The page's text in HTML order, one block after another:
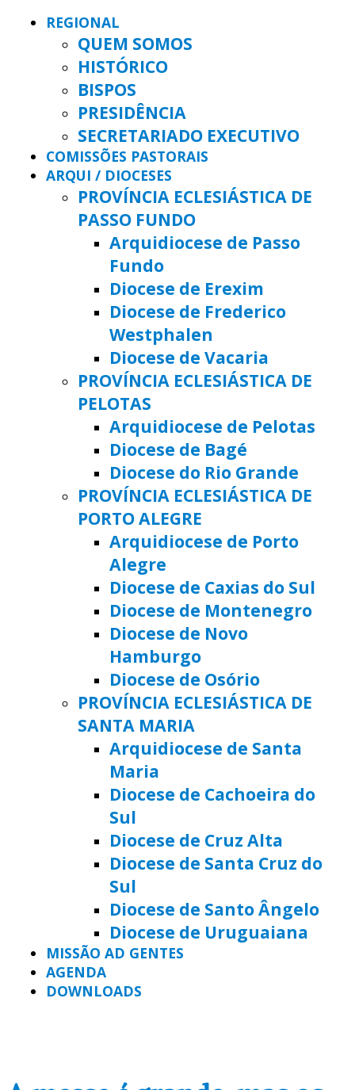
REGIONAL
QUEM SOMOS
HISTÓRICO
BISPOS
PRESIDÊNCIA
SECRETARIADO EXECUTIVO
COMISSÕES PASTORAIS
ARQUI / DIOCESES
PROVÍNCIA ECLESIÁSTICA DE
PASSO FUNDO
Arquidiocese de Passo
Fundo
Diocese de Erexim
Diocese de Frederico
Westphalen
Diocese de Vacaria
PROVÍNCIA ECLESIÁSTICA DE
PELOTAS
Arquidiocese de Pelotas
Diocese de Bagé
Diocese do Rio Grande
PROVÍNCIA ECLESIÁSTICA DE
PORTO ALEGRE
Arquidiocese de Porto
Alegre
Diocese de Caxias do Sul
Diocese de Montenegro
Diocese de Novo
Hamburgo
Diocese de Osório
PROVÍNCIA ECLESIÁSTICA DE
SANTA MARIA
Arquidiocese de Santa
Maria
Diocese de Cachoeira do
Sul
Diocese de Cruz Alta
Diocese de Santa Cruz do
Sul
Diocese de Santo Ângelo
Diocese de Uruguaiana
MISSÃO AD GENTES
AGENDA
DOWNLOADS